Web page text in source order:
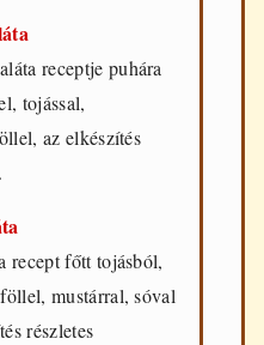
receptje puhára
tojással,
az elkészítés
recept főtt tojásból,
mustárral, sóval
részletes